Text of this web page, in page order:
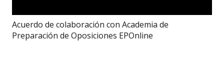
Acuerdo de colaboración con Academia de
Preparación de Oposiciones EPOnline